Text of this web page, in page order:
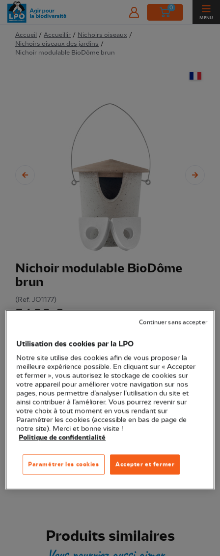
0
MENU
Accueil / Accueillir / Nichoirs oiseaux /
Nichoirs oiseaux des jardins /
Nichoir modulable BioDôme brun
Nichoir modulable BioDôme
brun
(Ref. JO1177)
54,90 €
pouvant accueillir différentes espèces d’oiseaux dans votre
jardin.
Voir plus
Quantité
En stock
Ajouter au panier
Transaction sécurisée
Produits similaires
Utilisation des cookies par la LPO
Notre site utilise des cookies afin de vous proposer la
meilleure expérience possible. En cliquant sur « Accepter
et fermer », vous autorisez le stockage de cookies sur
votre appareil pour améliorer votre navigation sur nos
pages, nous permettre d’analyser l’utilisation du site et
ainsi contribuer à l’améliorer. Vous pourrez revenir sur
votre choix à tout moment en vous rendant sur
Paramétrer les cookies (accessible en bas de page de
notre site). Merci et bonne visite !
Politique de confidentialité
Accepter et fermer
Paramétrer les cookies
Continuer sans accepter